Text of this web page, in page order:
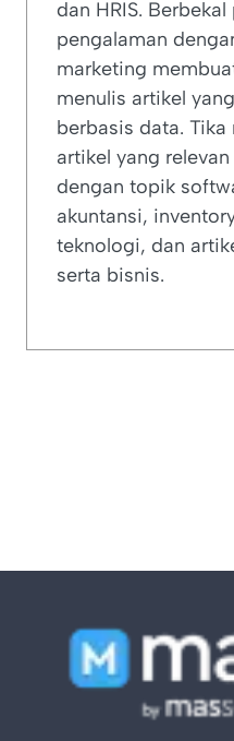
dan HRIS.
pengalaman
marketing
menulis artikel
berbasis data.
artikel yang
dengan topik
akuntansi,
teknologi, dan
serta bisnis.